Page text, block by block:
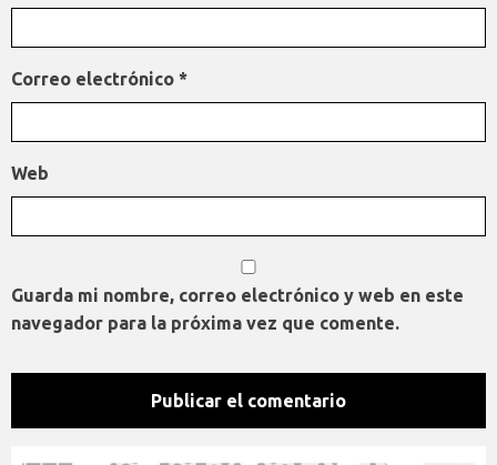
Correo electrónico *
Web
Guarda mi nombre, correo electrónico y web en este
navegador para la próxima vez que comente.